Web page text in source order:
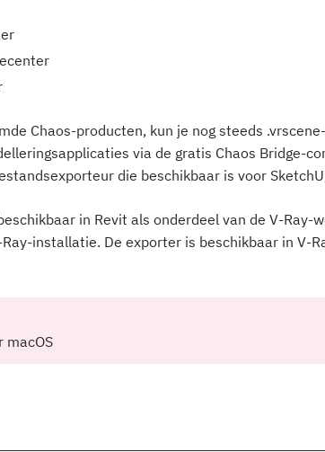
Chaos-producten, kun je nog steeds
via de gratis Chaos Bridge-
die beschikbaar is voor
in Revit als onderdeel van de V-Ray-
installatie. De exporter is beschikbaar in V-
macOS